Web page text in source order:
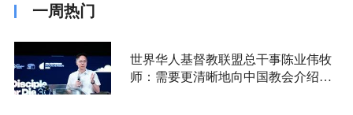
一周热门
世界华人基督教联盟总干事陈业伟牧
师：需要更清晰地向中国教会介绍福